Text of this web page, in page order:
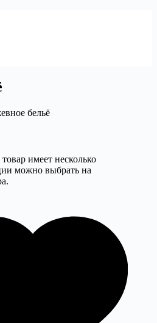
бельё
имеет несколько
можно выбрать на